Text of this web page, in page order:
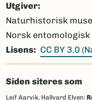
Utgiver
Naturhistorisk
Norsk
Lisens
CC BY 3.0
Siden siteres som
Leif Aarvik, Hallvard Elven: